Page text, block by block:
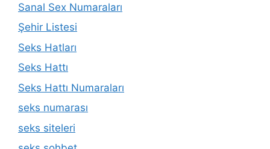
Sanal Sex Numaraları
Şehir Listesi
Seks Hatları
Seks Hattı
Seks Hattı Numaraları
seks numarası
seks siteleri